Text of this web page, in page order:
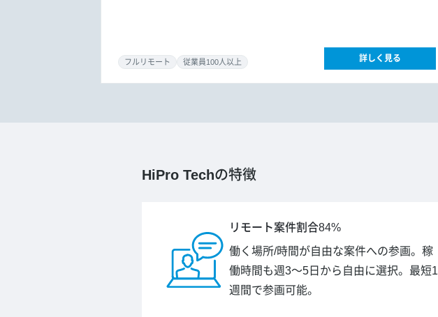
フルリモート 従業員100人以上 詳しく見る
HiPro Techの特徴
リモート案件割合84%
働く場所/時間が自由な案件への参画。稼
働時間も週3～5日から自由に選択。最短1
週間で参画可能。